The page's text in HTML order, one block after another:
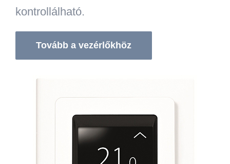
kontrollálható.
Tovább a vezérlőkhöz